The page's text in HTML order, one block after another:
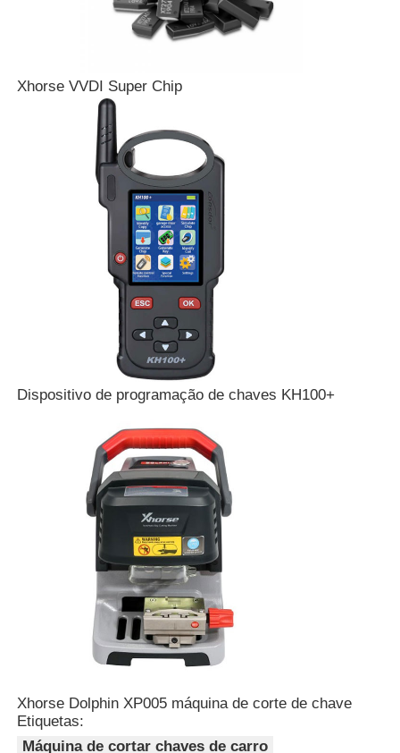
Vídeos
Quem Somos
Controle de Qualidade
Fale Conosco
Todos os casos
Xhorse VVDI Super Chip
Dispositivo de programação de chaves KH100+
Xhorse Dolphin XP005 máquina de corte de chave
Etiquetas:
Máquina de cortar chaves de carro